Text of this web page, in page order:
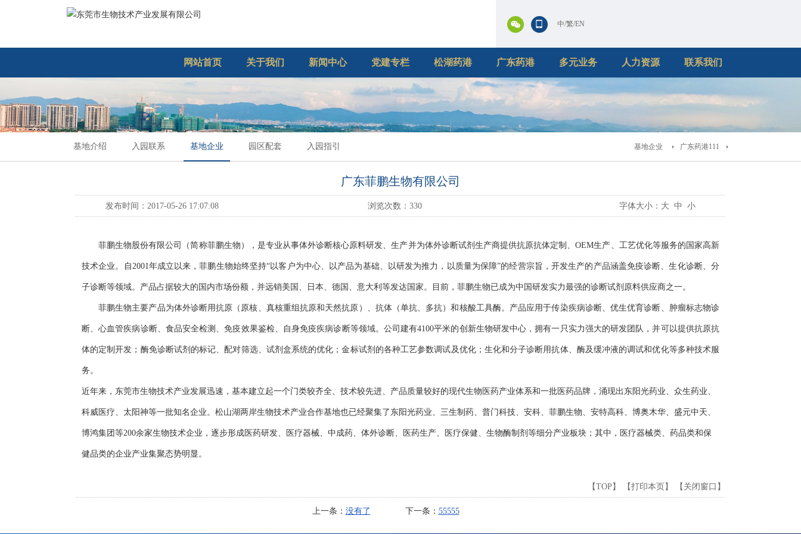
中/繁/EN
网站首页 关于我们 新闻中心 党建专栏 松湖药港 广东药港 多元业务 人力资源 联系我们
基地介绍 入园联系 基地企业 园区配套 入园指引 基地企业 广东药港111
广东菲鹏生物有限公司
发布时间：2017-05-26 17:07:08 浏览次数： 330 字体大小： 大 中 小
菲鹏生物股份有限公司（简称菲鹏生物），是专业从事体外诊断核心原料研发、生产并为体外诊断试剂生产商提供抗原抗体定制、OEM生产、工艺优化等服务的国家高新
技术企业。自2001年成立以来，菲鹏生物始终坚持“以客户为中心、以产品为基础、以研发为推力，以质量为保障”的经营宗旨，开发生产的产品涵盖免疫诊断、生化诊断、分
子诊断等领域。产品占据较大的国内市场份额，并远销美国、日本、德国、意大利等发达国家。目前，菲鹏生物已成为中国研发实力最强的诊断试剂原料供应商之一。
菲鹏生物主要产品为体外诊断用抗原（原核、真核重组抗原和天然抗原）、抗体（单抗、多抗）和核酸工具酶。产品应用于传染疾病诊断、优生优育诊断、肿瘤标志物诊
断、心血管疾病诊断、食品安全检测、免疫效果鉴检、自身免疫疾病诊断等领域。公司建有4100平米的创新生物研发中心，拥有一只实力强大的研发团队，并可以提供抗原抗
体的定制开发；酶免诊断试剂的标记、配对筛选、试剂盒系统的优化；金标试剂的各种工艺参数调试及优化；生化和分子诊断用抗体、酶及缓冲液的调试和优化等多种技术服
务。
近年来，东莞市生物技术产业发展迅速，基本建立起一个门类较齐全、技术较先进、产品质量较好的现代生物医药产业体系和一批医药品牌，涌现出东阳光药业、众生药业、
科威医疗、太阳神等一批知名企业。松山湖两岸生物技术产业合作基地也已经聚集了东阳光药业、三生制药、普门科技、安科、菲鹏生物、安特高科、博奥木华、盛元中天、
博鸿集团等200余家生物技术企业，逐步形成医药研发、医疗器械、中成药、体外诊断、医药生产、医疗保健、生物酶制剂等细分产业板块；其中，医疗器械类、药品类和保
健品类的企业产业集聚态势明显。
【TOP 】 【打印本页 】 【 关闭窗口 】
上一条： 没有了 下一条： 55555